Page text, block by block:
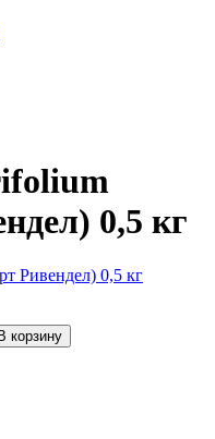
0,5 кг